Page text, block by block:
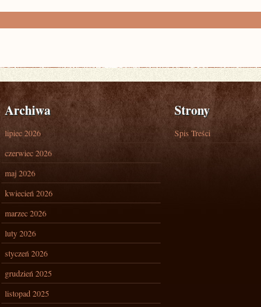
Archiwa
lipiec 2026
czerwiec 2026
maj 2026
kwiecień 2026
marzec 2026
luty 2026
styczeń 2026
grudzień 2025
listopad 2025
Strony
Spis Treści